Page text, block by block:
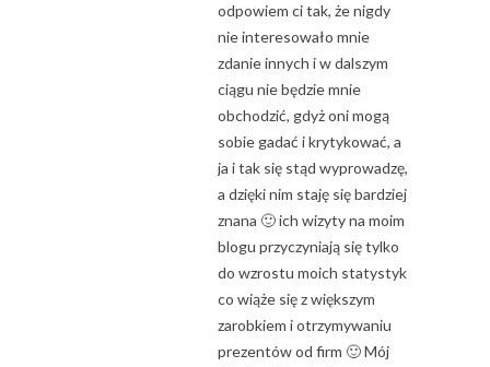
odpowiem ci tak, że nigdy
nie interesowało mnie
zdanie innych i w dalszym
ciągu nie będzie mnie
obchodzić, gdyż oni mogą
sobie gadać i krytykować, a
ja i tak się stąd wyprowadzę,
a dzięki nim staję się bardziej
znana 🙂 ich wizyty na moim
blogu przyczyniają się tylko
do wzrostu moich statystyk
co wiąże się z większym
zarobkiem i otrzymywaniu
prezentów od firm 🙂 Mój